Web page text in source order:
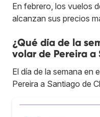
En febrero, los vuelos
alcanzan sus precios
¿Qué día de la
volar de Pereira
El día de la semana en
Pereira a Santiago de